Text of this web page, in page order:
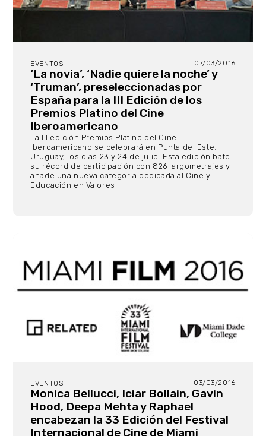
EVENTOS 07/03/2016
‘La novia’, ‘Nadie quiere la noche’ y
‘Truman’, preseleccionadas por
España para la III Edición de los
Premios Platino del Cine
Iberoamericano
La III edición Premios Platino del Cine
Iberoamericano se celebrará en Punta del Este.
Uruguay, los días 23 y 24 de julio. Esta edición bate
su récord de participación con 826 largometrajes y
añade una nueva categoría dedicada al Cine y
Educación en Valores.
EVENTOS 03/03/2016
Monica Bellucci, Iciar Bollain, Gavin
Hood, Deepa Mehta y Raphael
encabezan la 33 Edición del Festival
Internacional de Cine de Miami